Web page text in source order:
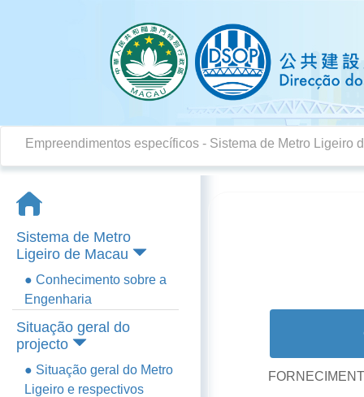
Empreendimentos específicos - Sistema de Metro Ligeiro
Sistema de Metro
Ligeiro de Macau
● Conhecimento sobre a
Engenharia
Situação geral do
projecto
● Situação geral do Metro
Ligeiro e respectivos